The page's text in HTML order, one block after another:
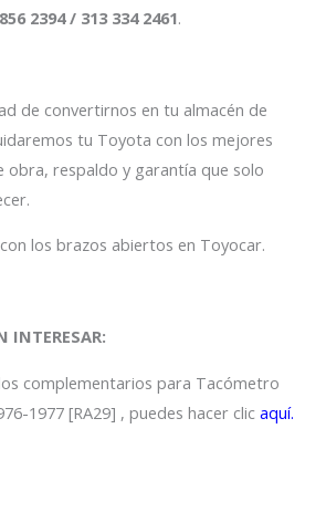
2394 / 313 334 2461.
de convertirnos en tu almacén de
tu Toyota con los mejores
obra, respaldo y garantía que solo
los brazos abiertos en Toyocar.
INTERESAR:
complementarios para Tacómetro
1977 [RA29] , puedes hacer clicaquí.